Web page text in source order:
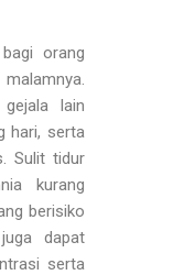
orang
lain
hari, serta
Sulit tidur
kurang
berisiko
dapat
serta